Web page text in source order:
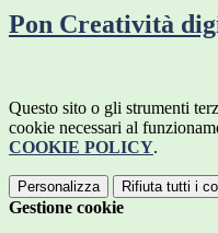
Pon Creatività
Questo sito o gli strumenti
cookie necessari al
COOKIE POLICY.
Personalizza Rifiuta tutti i
Gestione cookie